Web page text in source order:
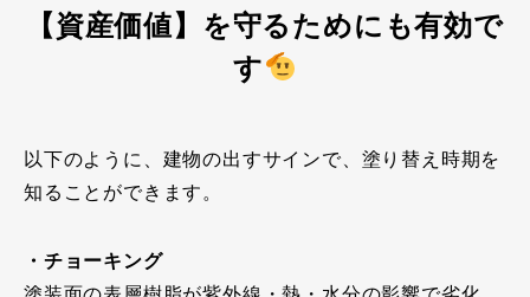
【資産価値】を守るためにも有効で
す
以下のように、建物の出すサインで、塗り替え時期を
知ることができます。
・チョーキング